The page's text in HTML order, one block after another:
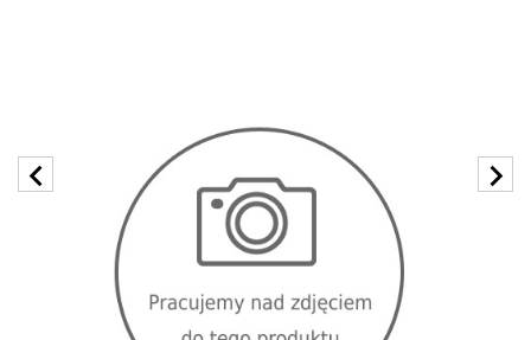
chevron_left chevron_right